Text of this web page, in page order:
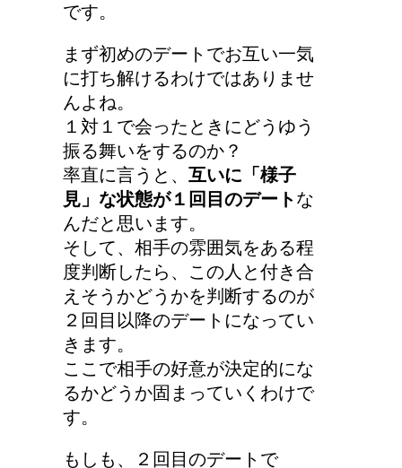
です。
まず初めのデートでお互い一気
に打ち解けるわけではありませ
んよね。
１対１で会ったときにどうゆう
振る舞いをするのか？
率直に言うと、 互いに「様子
見」な状態が１回目のデートな
んだと思います。
そして、相手の雰囲気をある程
度判断したら、この人と付き合
えそうかどうかを判断するのが
２回目以降のデートになってい
きます。
ここで相手の好意が決定的にな
るかどうか固まっていくわけで
す。
もしも、２回目のデートで